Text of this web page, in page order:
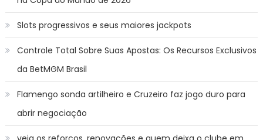
Slots progressivos e seus maiores jackpots
Controle Total Sobre Suas Apostas: Os Recursos Exclusivos
da BetMGM Brasil
Flamengo sonda artilheiro e Cruzeiro faz jogo duro para
abrir negociação